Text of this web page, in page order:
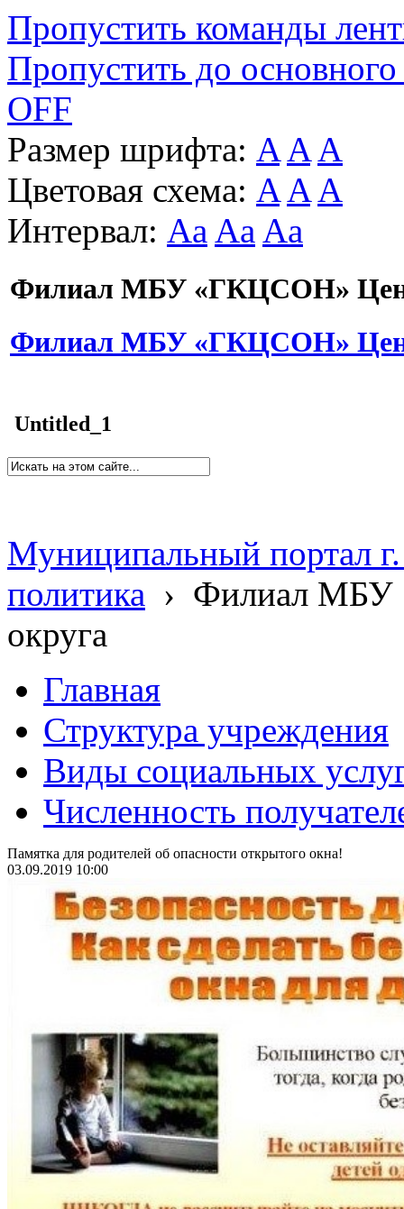
Пропустить команды
Пропустить до основного
OFF
Размер шрифта: A A A
Цветовая схема: A A A
Интервал: Aa Aa Aa
Филиал МБУ «ГКЦСОН»
Филиал МБУ «ГКЦСОН»
Untitled_1
Муниципальный портал
политика › Филиал МБУ
округа
Главная
Структура учреждения
Виды социальных
Численность
Памятка для родителей об опасности открытого окна!
03.09.2019 10:00